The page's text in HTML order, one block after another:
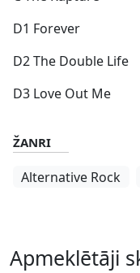
D1 Forever
D2 The Double Life
D3 Love Out Me
ŽANRI
Alternative Rock
Apmeklētāji